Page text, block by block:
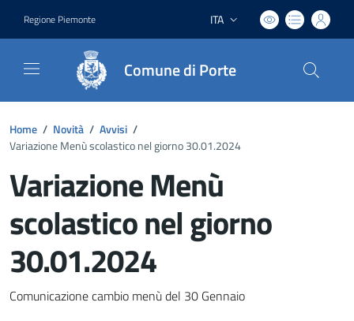
Regione Piemonte Lingua attiva:
ITA
Comune di Porte
Home / Novità / Avvisi /
Variazione Menù scolastico nel giorno 30.01.2024
Variazione Menù
scolastico nel giorno
30.01.2024
Dettagli del documento
Comunicazione cambio menù del 30 Gennaio